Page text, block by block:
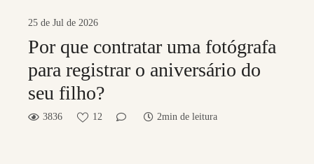
25 de Jul de 2026
Por que contratar uma fotógrafa
para registrar o aniversário do
seu filho?
3836 12 2min de leitura